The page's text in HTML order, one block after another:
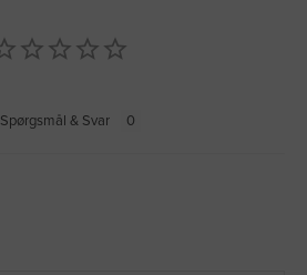
Spørgsmål & Svar